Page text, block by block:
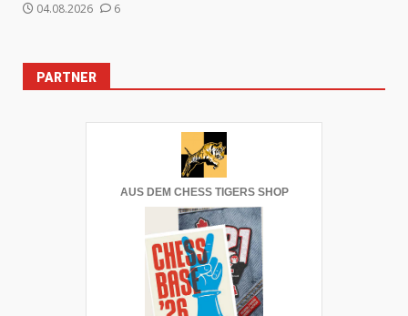
04.08.2026 6
PARTNER
AUS DEM CHESS TIGERS SHOP